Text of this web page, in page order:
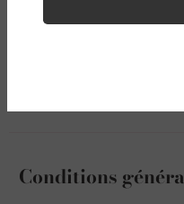
Conditions